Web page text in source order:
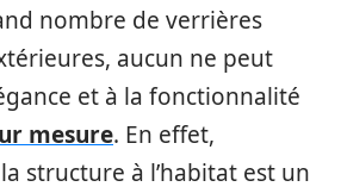
nombre de verrières
aucun ne peut
et à la fonctionnalité
mesure. En effet,
structure à l’habitat est un